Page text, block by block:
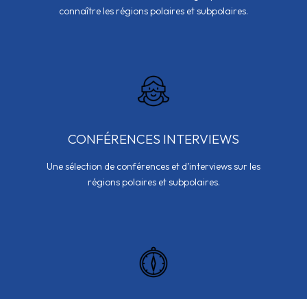
connaître les régions polaires et subpolaires.
CONFÉRENCES INTERVIEWS
Une sélection de conférences et d’interviews sur les
régions polaires et subpolaires.